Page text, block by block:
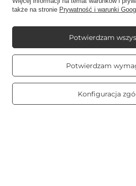
Informacje
Świece zapachowe
także na stronie Prywatność i warunki
Potwierdzam
Konfiguracja
Potwierdzam